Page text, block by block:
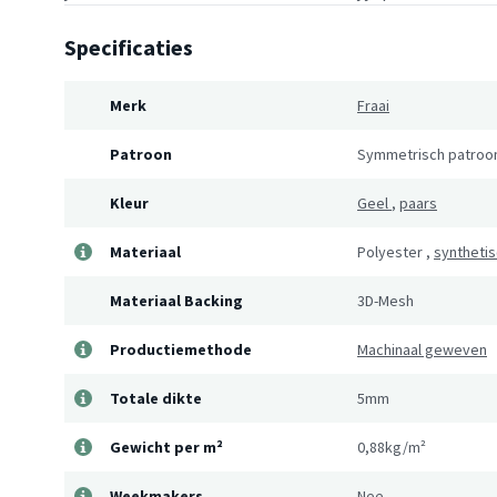
Specificaties
Merk Fraai
Patroon Symmetrisch
Kleur Geel , paars
Materiaal Polyester ,
Materiaal Backing 3D-Mesh
Productiemethode Machinaal geweven
Totale dikte 5mm
Gewicht per m² 0,88kg/m²